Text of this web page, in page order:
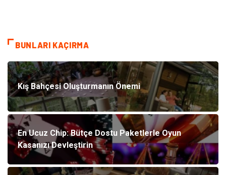
BUNLARI KAÇIRMA
Kış Bahçesi Oluşturmanın Önemi
En Ucuz Chip: Bütçe Dostu Paketlerle Oyun
Kasanızı Devleştirin